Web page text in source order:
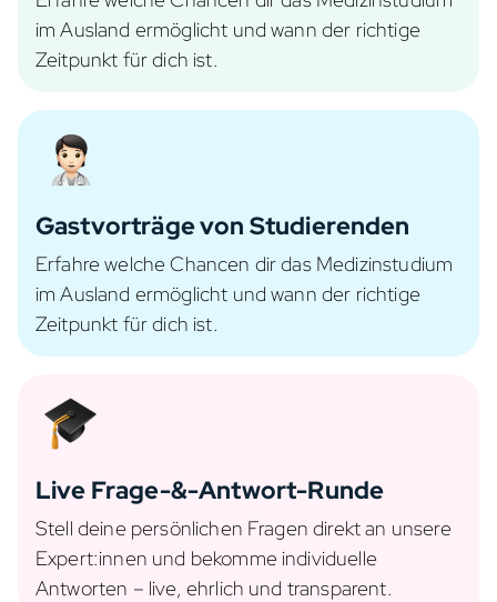
im Ausland ermöglicht und wann der richtige
Zeitpunkt für dich ist.
Gastvorträge von Studierenden
Erfahre welche Chancen dir das Medizinstudium
im Ausland ermöglicht und wann der richtige
Zeitpunkt für dich ist.
Live Frage-&-Antwort-Runde
Stell deine persönlichen Fragen direkt an unsere
Expert:innen und bekomme individuelle
Antworten – live, ehrlich und transparent.